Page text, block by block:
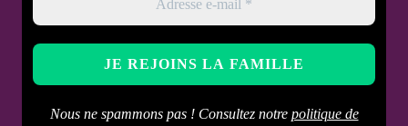
Nous ne spammons pas ! Consultez notre politique de